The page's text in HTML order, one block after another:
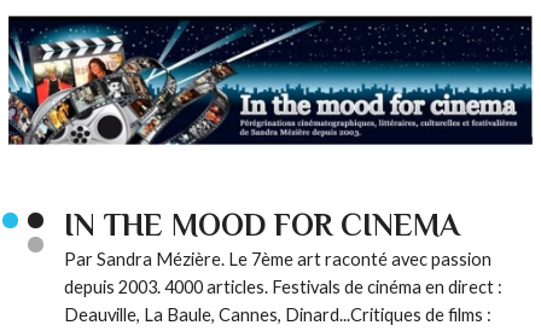
IN THE MOOD FOR CINEMA
Par Sandra Mézière. Le 7ème art raconté avec passion
depuis 2003. 4000 articles. Festivals de cinéma en direct :
Deauville, La Baule, Cannes, Dinard...Critiques de films :